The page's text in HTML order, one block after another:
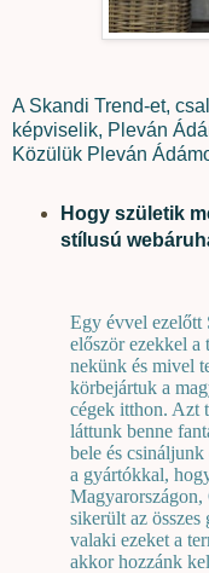
A Skandi Trend-et,
képviselik, Pleván
Közülük Pleván
Hogy születik
stílusú
Egy évvel ezelőtt
először ezekkel a
nekünk és mivel
körbejártuk a
cégek itthon. Azt
láttunk benne
bele és
a gyártókkal,
Magyarországon,
sikerült az
valaki ezeket a
akkor hozzánk